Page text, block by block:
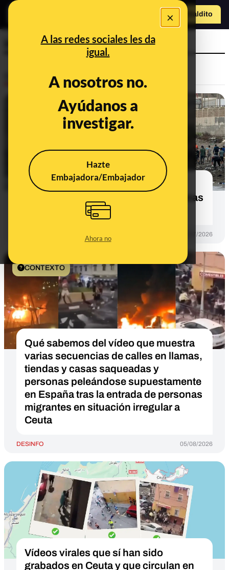
×
A las redes sociales les da
igual.
A nosotros no.
Ayúdanos a
investigar.
Hazte
Embajadora/Embajador
Ahora no
Hazte Maldito
inmigrantes
29 bulos, desinformaciones y
contexto sobre la entrada de personas
migrantes a Ceuta en julio de 2026
31/07/2026
CONTEXTO
Qué sabemos del vídeo que muestra
varias secuencias de calles en llamas,
tiendas y casas saqueadas y
personas peleándose supuestamente
en España tras la entrada de personas
migrantes en situación irregular a
Ceuta
DESINFO 05/08/2026
Vídeos virales que sí han sido
grabados en Ceuta y que circulan en